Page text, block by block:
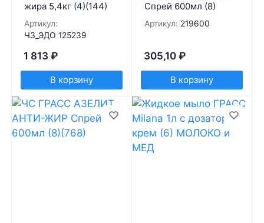
жира 5,4кг (4)(144)
Артикул:
ЧЗ_ЭДО 125239
1 813 ₽
В корзину
Спрей 600мл (8)
Артикул: 219600
305,10 ₽
В корзину